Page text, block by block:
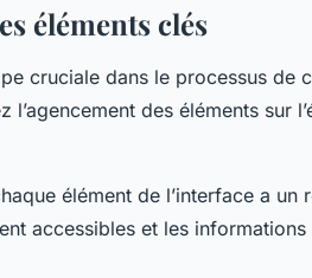
éléments clés
cruciale dans le processus de
des éléments sur
élément de l’interface a un
accessibles et les informations